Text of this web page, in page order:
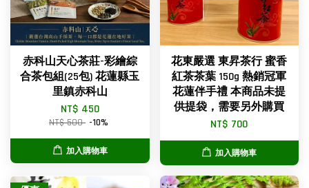
赤科山天心茶莊-彩繪綜
合茶包組(25包) 花蓮縣玉
里鎮赤科山
NT$ 450
NT$ 500 -10%
加入購物車
花東嚴選 東昇茶行 蜜香
紅茶茶葉 150g 熱銷冠軍
花蓮伴手禮 本商品未提
供提袋，需要另外購買
NT$ 700
加入購物車